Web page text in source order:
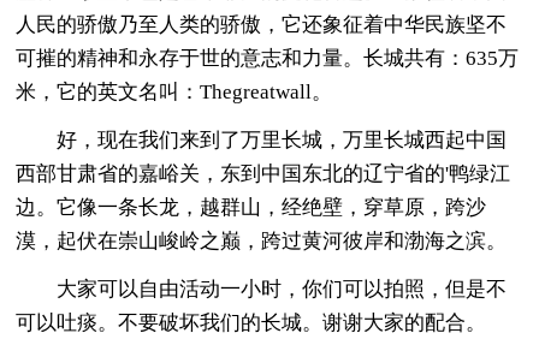
人民的骄傲乃至人类的骄傲，它还象征着中华民族坚不
可摧的精神和永存于世的意志和力量。长城共有：635万
米，它的英文名叫：Thegreatwall。
好，现在我们来到了万里长城，万里长城西起中国
西部甘肃省的嘉峪关，东到中国东北的辽宁省的'鸭绿江
边。它像一条长龙，越群山，经绝壁，穿草原，跨沙
漠，起伏在崇山峻岭之巅，跨过黄河彼岸和渤海之滨。
大家可以自由活动一小时，你们可以拍照，但是不
可以吐痰。不要破坏我们的长城。谢谢大家的配合。